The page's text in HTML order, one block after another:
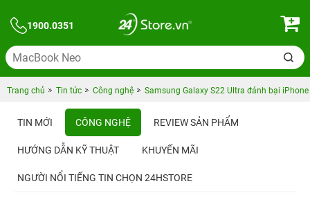
1900.0351
Trang chủ Tin tức Công nghệ Samsung Galaxy S22 Ultra đánh bại
TIN MỚI CÔNG NGHỆ REVIEW SẢN PHẨM
HƯỚNG DẪN KỸ THUẬT KHUYẾN MÃI
NGƯỜI NỔI TIẾNG TIN CHỌN 24HSTORE